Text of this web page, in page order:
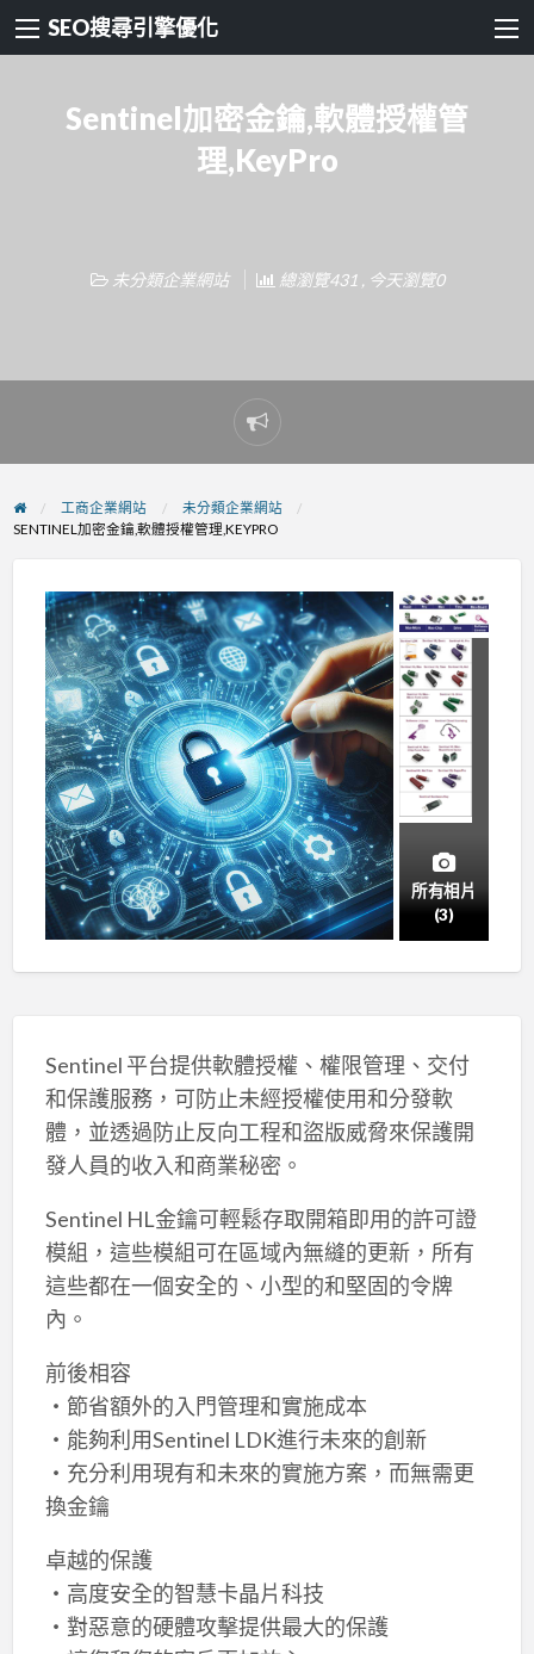
SEO搜尋引擎優化
Sentinel加密金鑰,軟體授權管
理,KeyPro
未分類企業網站 總瀏覽431 , 今天瀏覽0
Report
problem
工商企業網站
未分類企業網站
SENTINEL加密金鑰,軟體授權管理,KEYPRO
所有相片
(3)
Sentinel 平台提供軟體授權、權限管理、交付
和保護服務，可防止未經授權使用和分發軟
體，並透過防止反向工程和盜版威脅來保護開
發人員的收入和商業秘密。
Sentinel HL金鑰可輕鬆存取開箱即用的許可證
模組，這些模組可在區域內無縫的更新，所有
這些都在一個安全的、小型的和堅固的令牌
內。
前後相容
‧節省額外的入門管理和實施成本
‧能夠利用Sentinel LDK進行未來的創新
‧充分利用現有和未來的實施方案，而無需更
換金鑰
卓越的保護
‧高度安全的智慧卡晶片科技
‧對惡意的硬體攻擊提供最大的保護